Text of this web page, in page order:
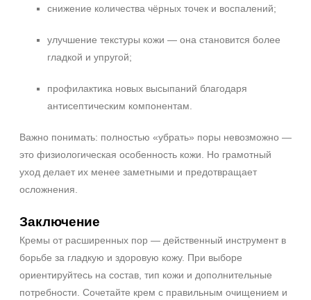
снижение количества чёрных точек и воспалений;
улучшение текстуры кожи — она становится более
гладкой и упругой;
профилактика новых высыпаний благодаря
антисептическим компонентам.
Важно понимать: полностью «убрать» поры невозможно —
это физиологическая особенность кожи. Но грамотный
уход делает их менее заметными и предотвращает
осложнения.
Заключение
Кремы от расширенных пор — действенный инструмент в
борьбе за гладкую и здоровую кожу. При выборе
ориентируйтесь на состав, тип кожи и дополнительные
потребности. Сочетайте крем с правильным очищением и